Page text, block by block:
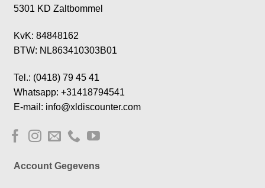
5301 KD Zaltbommel
KvK: 84848162
BTW: NL863410303B01
Tel.: (0418) 79 45 41
Whatsapp: +31418794541
E-mail: info@xldiscounter.com
Account Gegevens